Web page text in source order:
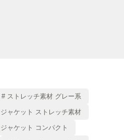
# ストレッチ素材 グレー系
ャケット ストレッチ素材
ャケット コンパクト